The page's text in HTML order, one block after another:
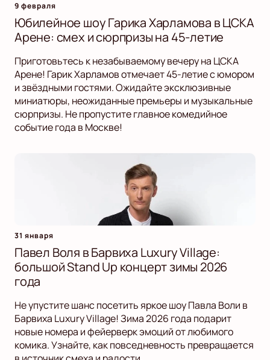
9 февраля
Юбилейное шоу Гарика Харламова в ЦСКА
Арене: смех и сюрпризы на 45-летие
Приготовьтесь к незабываемому вечеру на ЦСКА
Арене! Гарик Харламов отмечает 45-летие с юмором
и звёздными гостями. Ожидайте эксклюзивные
миниатюры, неожиданные премьеры и музыкальные
сюрпризы. Не пропустите главное комедийное
событие года в Москве!
31 января
Павел Воля в Барвиха Luxury Village:
большой Stand Up концерт зимы 2026
года
Не упустите шанс посетить яркое шоу Павла Воли в
Барвиха Luxury Village! Зима 2026 года подарит
новые номера и фейерверк эмоций от любимого
комика. Узнайте, как повседневность превращается